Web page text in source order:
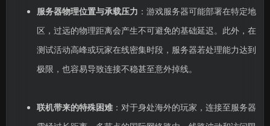
服务器物理位置与承载压力 ：游戏服务器可能部署在特定地
区，过远的物理距离会产生不可避免的基础延迟。此外，在
测试活动高峰或玩家在线密集时段，服务器若处理能力达到
极限，也容易导致连接不稳甚至意外掉线。
联机带来的特殊困难：对于身处海外的玩家，连接至服务器